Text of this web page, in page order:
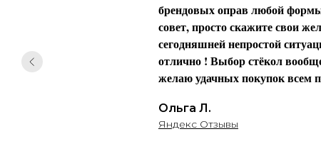
брендовых оправ любой формы
совет, просто скажите свои
сегодняшней непростой
отлично ! Выбор стёкол
желаю удачных покупок всем
Ольга Л.
Яндекс Отзывы